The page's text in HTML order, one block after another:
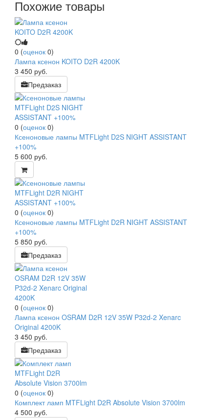
Похожие товары
0 (оценок 0)
Лампа ксенон KOITO D2R 4200K
3 450 руб.
Предзаказ
0 (оценок 0)
Ксеноновые лампы MTFLight D2S NIGHT ASSISTANT
+100%
5 600 руб.
0 (оценок 0)
Ксеноновые лампы MTFLight D2R NIGHT ASSISTANT
+100%
5 850 руб.
Предзаказ
0 (оценок 0)
Лампа ксенон OSRAM D2R 12V 35W P32d-2 Xenarc
Original 4200K
3 450 руб.
Предзаказ
0 (оценок 0)
Комплект ламп MTFLight D2R Absolute Vision 3700lm
4 500 руб.